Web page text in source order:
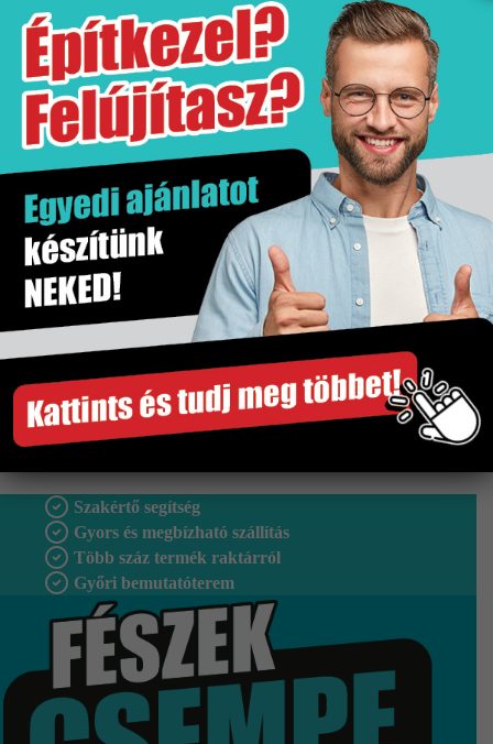
További információk
Tömeg 20,5 kg
Értékesítési egység doboz
Kiszerelés 1.5 m2
Mennyiségi egység
Méret 250×750 mm
Tipus Falburkolat
Vastagság 8 mm
Fagyálló Nem
Gyártó Idea
Szakértő segítség
Gyors és megbízható szállítás
Több száz termék raktárról
Győri bemutatóterem